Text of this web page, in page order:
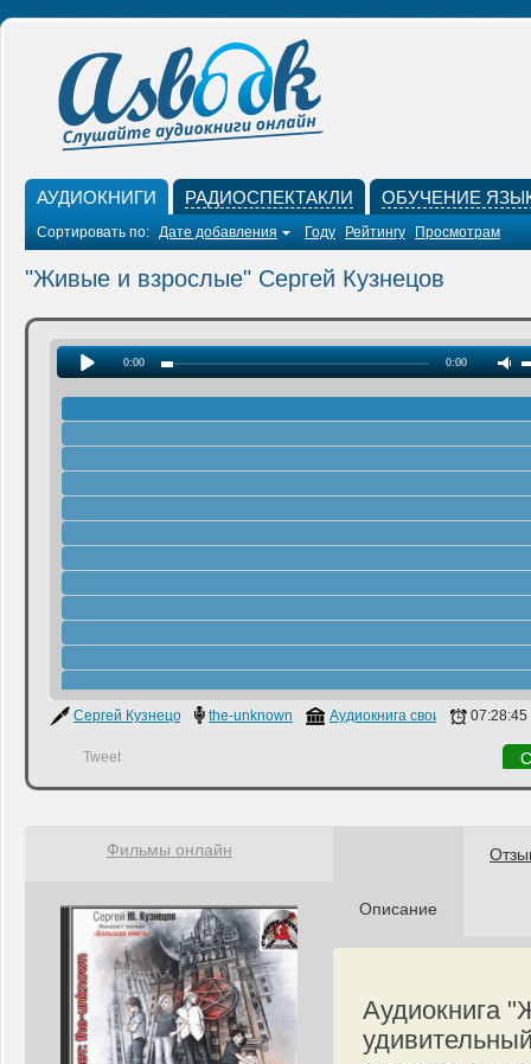
АУДИОКНИГИ РАДИОСПЕКТАКЛИ ОБУЧЕНИЕ
Сортировать по: Дате добавления Году Рейтингу Просмотрам
"Живые и взрослые" Сергей Кузнецов
0:00 0:00
Сергей Кузнецов the-unknown Аудиокнига своими руками
07:28:45
Tweet
Описание
Аудиокнига
Фильмы онлайн